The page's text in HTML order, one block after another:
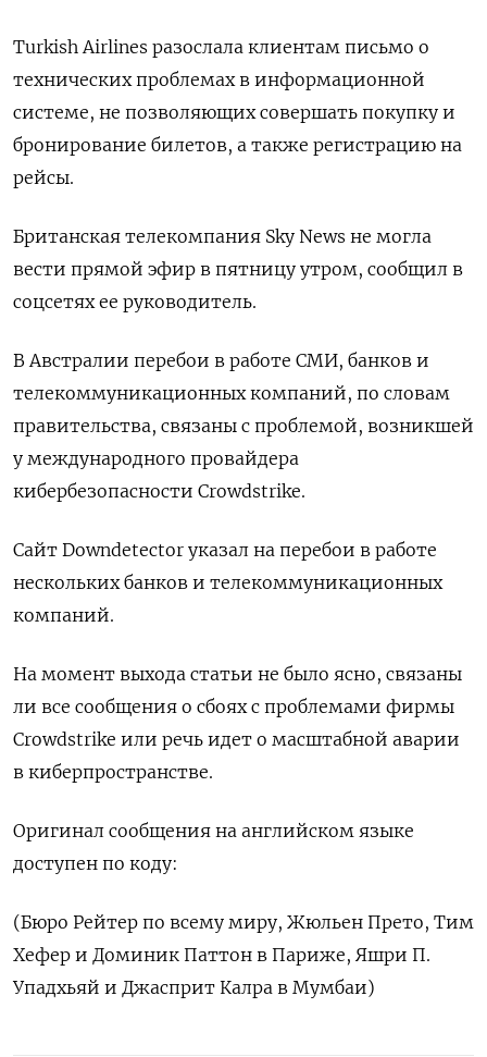
Turkish Airlines разослала клиентам письмо о
технических проблемах в информационной
системе, не позволяющих совершать покупку и
бронирование билетов, а также регистрацию на
рейсы.
Британская телекомпания Sky News не могла
вести прямой эфир в пятницу утром, сообщил в
соцсетях ее руководитель.
В Австралии перебои в работе СМИ, банков и
телекоммуникационных компаний, по словам
правительства, связаны с проблемой, возникшей
у международного провайдера
кибербезопасности Crowdstrike.
Сайт Downdetector указал на перебои в работе
нескольких банков и телекоммуникационных
компаний.
На момент выхода статьи не было ясно, связаны
ли все сообщения о сбоях с проблемами фирмы
Crowdstrike или речь идет о масштабной аварии
в киберпространстве.
Оригинал сообщения на английском языке
доступен по коду:
(Бюро Рейтер по всему миру, Жюльен Прето, Тим
Хефер и Доминик Паттон в Париже, Яшри П.
Упадхьяй и Джасприт Калра в Мумбаи)